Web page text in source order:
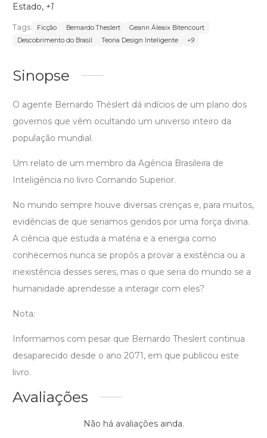
Estado, +1
Tags: Ficção Bernardo Theslert
Geann Áleaix Bitencourt
Descobrimento do Brasil
Teoria Design Inteligente +9
Sinopse
O agente Bernardo Théslert dá indícios de um plano dos
governos que vêm ocultando um universo inteiro da
população mundial.
Um relato de um membro da Agência Brasileira de
Inteligência no livro Comando Superior.
No mundo sempre houve diversas crenças e, para muitos,
evidências de que seriamos geridos por uma força divina.
A ciência que estuda a matéria e a energia como
conhecemos nunca se propôs a provar a existência ou a
inexistência desses seres, mas o que seria do mundo se a
humanidade aprendesse a interagir com eles?
Nota:
Informamos com pesar que Bernardo Theslert continua
desaparecido desde o ano 2071, em que publicou este
livro.
Avaliações
Não há avaliações ainda.